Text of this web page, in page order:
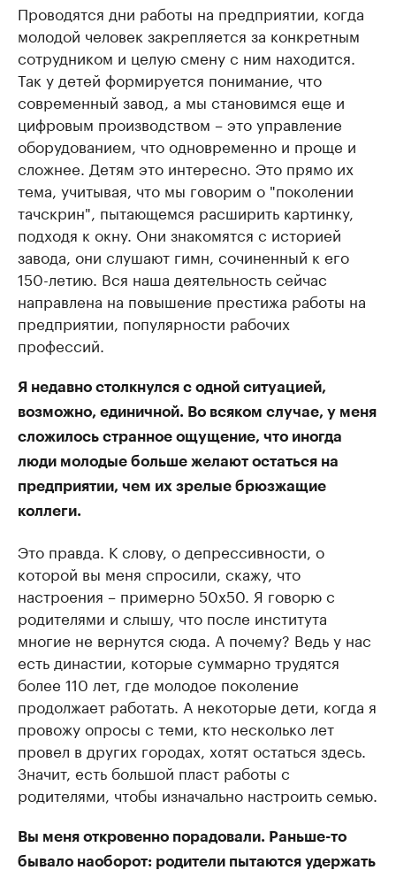
Проводятся дни работы на предприятии, когда
молодой человек закрепляется за конкретным
сотрудником и целую смену с ним находится.
Так у детей формируется понимание, что
современный завод, а мы становимся еще и
цифровым производством – это управление
оборудованием, что одновременно и проще и
сложнее. Детям это интересно. Это прямо их
тема, учитывая, что мы говорим о "поколении
тачскрин", пытающемся расширить картинку,
подходя к окну. Они знакомятся с историей
завода, они слушают гимн, сочиненный к его
150-летию. Вся наша деятельность сейчас
направлена на повышение престижа работы на
предприятии, популярности рабочих
профессий.
Я недавно столкнулся с одной ситуацией,
возможно, единичной. Во всяком случае, у меня
сложилось странное ощущение, что иногда
люди молодые больше желают остаться на
предприятии, чем их зрелые брюзжащие
коллеги.
Это правда. К слову, о депрессивности, о
которой вы меня спросили, скажу, что
настроения – примерно 50х50. Я говорю с
родителями и слышу, что после института
многие не вернутся сюда. А почему? Ведь у нас
есть династии, которые суммарно трудятся
более 110 лет, где молодое поколение
продолжает работать. А некоторые дети, когда я
провожу опросы с теми, кто несколько лет
провел в других городах, хотят остаться здесь.
Значит, есть большой пласт работы с
родителями, чтобы изначально настроить семью.
Вы меня откровенно порадовали. Раньше-то
бывало наоборот: родители пытаются удержать